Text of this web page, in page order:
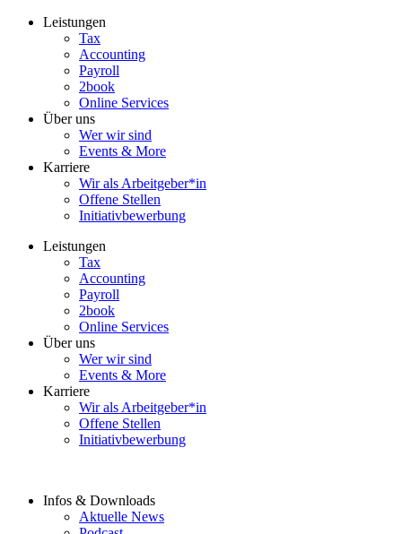
Zum
Leistungen
Tax
Accounting
Payroll
2book
Online Services
Über uns
Wer wir sind
Events & More
Karriere
Wir als Arbeitgeber*in
Offene Stellen
Initiativbewerbung
Leistungen
Tax
Accounting
Payroll
2book
Online Services
Über uns
Wer wir sind
Events & More
Karriere
Wir als Arbeitgeber*in
Offene Stellen
Initiativbewerbung
Infos & Downloads
Aktuelle News